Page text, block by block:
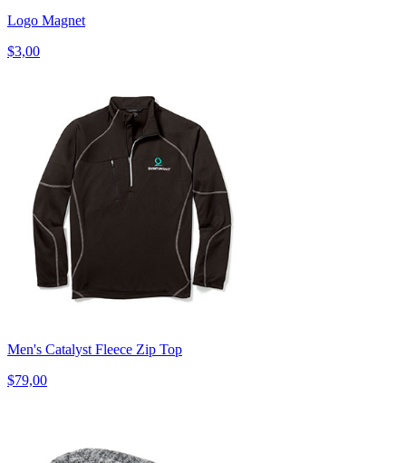
Logo Magnet
$3,00
Men's Catalyst Fleece Zip Top
$79,00